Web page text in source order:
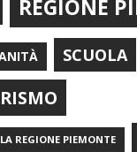
REGIONE
SCUOLA
REGIONE PIEMONTE